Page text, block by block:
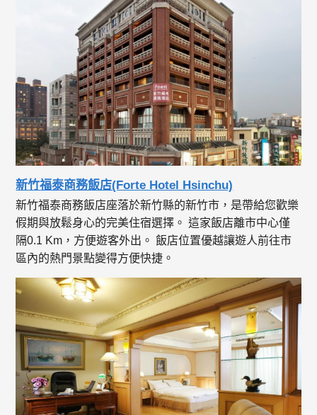
新竹福泰商務飯店(Forte Hotel Hsinchu)
新竹福泰商務飯店座落於新竹縣的新竹市，是帶給您歡樂
假期與放鬆身心的完美住宿選擇。 這家飯店離市中心僅
隔0.1 Km，方便遊客外出。 飯店位置優越讓遊人前往市
區內的熱門景點變得方便快捷。